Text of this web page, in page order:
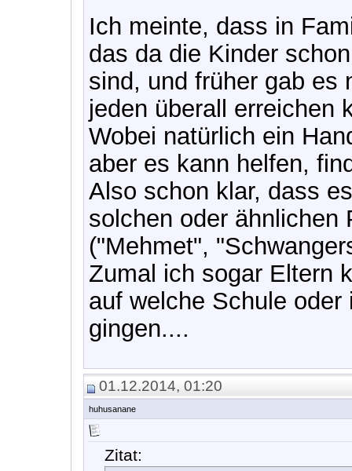
Ich meinte, dass in
das da die Kinder
sind, und früher gab es
jeden überall erreichen
Wobei natürlich ein
aber es kann helfen,
Also schon klar, dass
solchen oder ähnlichen
("Mehmet",
Zumal ich sogar Eltern
auf welche Schule
gingen....
01.12.2014, 01:20
huhusanane
Zitat: